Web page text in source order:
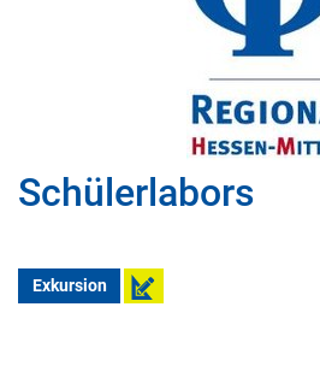
Schülerlabors
Exkursion